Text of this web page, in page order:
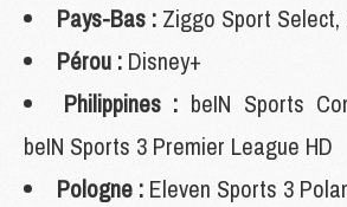
Pays-Bas : Ziggo Sport
Pérou : Disney+
Philippines : beIN Sports
beIN Sports 3 Premier League HD
Pologne : Eleven Sports 3